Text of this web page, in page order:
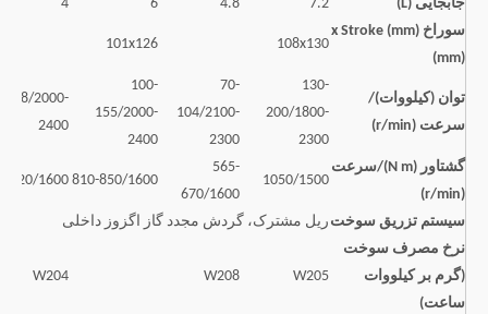
جابجایی (L) 7.2
4.8
6
4
سوراخ (mm) x Stroke
(mm)
108x130
101x126
توان (کیلووات)/
سرعت (r/min)
130-
200/1800-
2300
70-
104/2100-
2300
100-
155/2000-
2400
88/2000-
2400
گشتاور (N m)/سرعت
(r/min)
1050/1500
565-
670/1600
810-850/1600
420/1600
سیستم تزریق سوخت ریل مشترک، گردش مجدد گاز اگزوز داخلی
نرخ مصرف سوخت
(گرم بر کیلووات
ساعت)
W205
W208
W204